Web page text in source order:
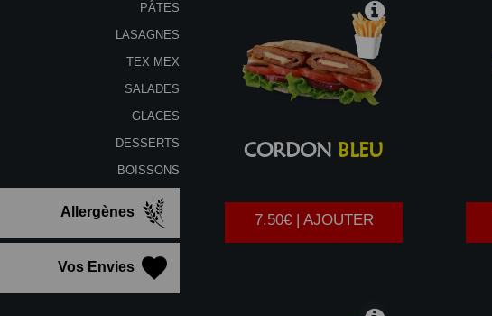
PÂTES
LASAGNES
TEX MEX
SALADES
GLACES
DESSERTS
BOISSONS
Allergènes
Vos Envies
CORDON BLEU
7.50€ | AJOUTER